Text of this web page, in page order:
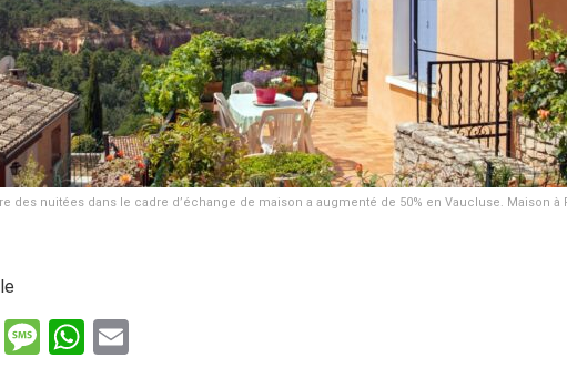
des nuitées dans le cadre d’échange de maison a augmenté de 50% en Vaucluse. Maison
Li
M W